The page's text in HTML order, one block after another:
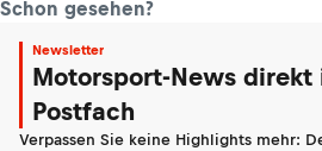
Schon gesehen?
Newsletter
Motorsport-News direkt
Postfach
Verpassen Sie keine Highlights mehr: